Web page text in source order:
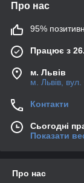
Про нас
95%
Працює з
м. Львів
м. Львів, вул.
Контакти
Сьогодні
Показати
Про нас